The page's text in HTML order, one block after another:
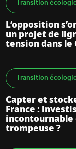
Transition
L’opposition
un projet de
tension dans le
Transition
Capter et
France :
incontournable
trompeuse ?